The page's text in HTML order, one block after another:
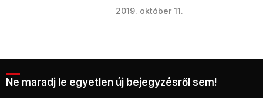
2019. október 11.
Ne maradj le egyetlen új bejegyzésről sem!